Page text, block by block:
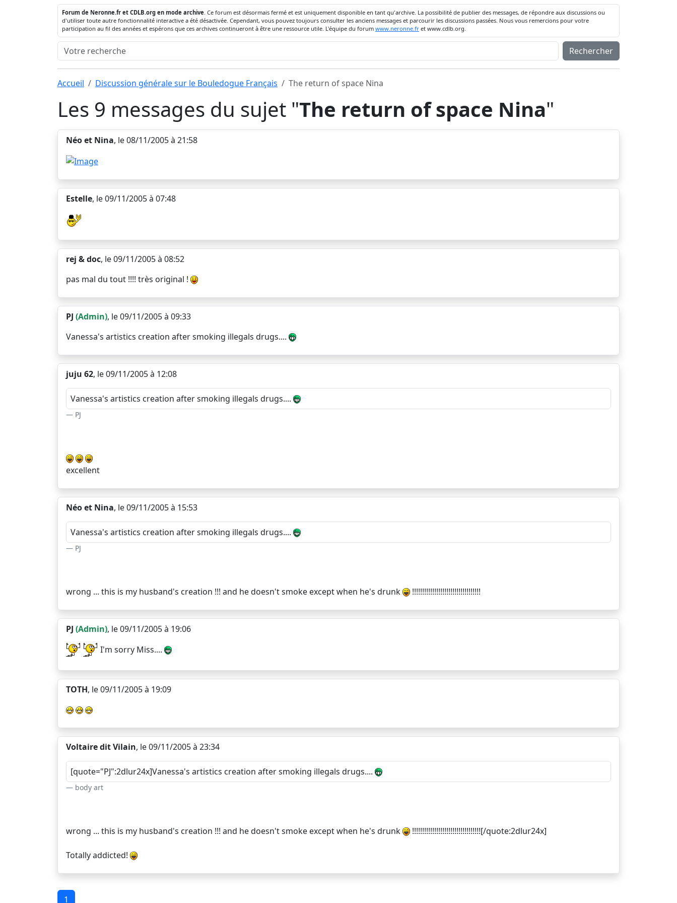
Forum de Neronne.fr et CDLB.org en mode archive. Ce forum est désormais fermé et est uniquement disponible en tant qu'archive. La possibilité de publier des messages, de répondre aux discussions ou
d'utiliser toute autre fonctionnalité interactive a été désactivée. Cependant, vous pouvez toujours consulter les anciens messages et parcourir les discussions passées. Nous vous remercions pour votre
participation au fil des années et espérons que ces archives continueront à être une ressource utile. L'équipe du forum www.neronne.fr et www.cdlb.org.
Rechercher
Accueil Discussion générale sur le Bouledogue Français The return of space Nina
Les 9 messages du sujet "The return of space Nina"
Néo et Nina, le 08/11/2005 à 21:58
Estelle, le 09/11/2005 à 07:48
rej & doc, le 09/11/2005 à 08:52
pas mal du tout !!!! très original !
PJ (Admin), le 09/11/2005 à 09:33
Vanessa's artistics creation after smoking illegals drugs....
juju 62, le 09/11/2005 à 12:08
Vanessa's artistics creation after smoking illegals drugs....
PJ
excellent
Néo et Nina, le 09/11/2005 à 15:53
Vanessa's artistics creation after smoking illegals drugs....
PJ
wrong ... this is my husband's creation !!! and he doesn't smoke except when he's drunk !!!!!!!!!!!!!!!!!!!!!!!!!!!!!!!!!!
PJ (Admin), le 09/11/2005 à 19:06
I'm sorry Miss....
TOTH, le 09/11/2005 à 19:09
Voltaire dit Vilain, le 09/11/2005 à 23:34
[quote="PJ":2dlur24x]Vanessa's artistics creation after smoking illegals drugs....
body art
wrong ... this is my husband's creation !!! and he doesn't smoke except when he's drunk !!!!!!!!!!!!!!!!!!!!!!!!!!!!!!!!!![/quote:2dlur24x]
Totally addicted!
1